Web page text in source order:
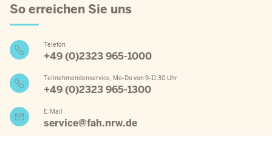
So erreichen Sie uns
Telefon
+49 (0)2323 965-1000
Teilnehmendenservice, Mo-Do von 9-11:30 Uhr
+49 (0)2323 965-1300
E-Mail
service@fah.nrw.de